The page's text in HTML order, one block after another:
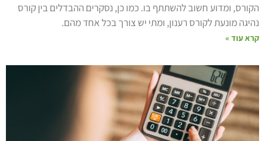
ומדוע חשוב להשתתף בו. כמו כן, נסקרים ההבדלים בין קורס
מונעת לקורס רענון, ומתי יש צורך בכל אחד מהם.
עוד »